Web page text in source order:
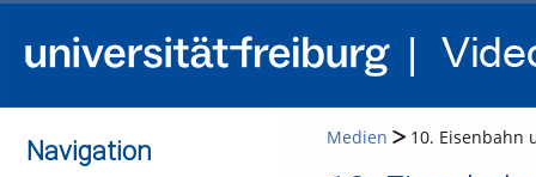
Navigation Medien 10. Eisenbahn